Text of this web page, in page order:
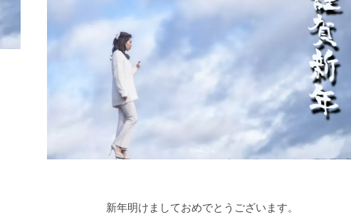
新年明けましておめでとうございます。